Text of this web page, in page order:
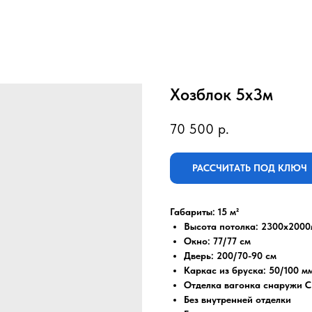
Хозблок 5х3м
70 500 р.
РАССЧИТАТЬ ПОД КЛЮЧ
Габариты: 15 м²
Высота потолка:
Окно: 77/77 см
Дверь: 200/70-90 см
Каркас из бруска: 50/100
Отделка вагонка снаружи
Без внутренней отделки